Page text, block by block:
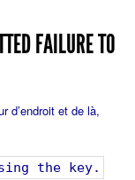
FAILURE TO
d’endroit et de là,
the key.